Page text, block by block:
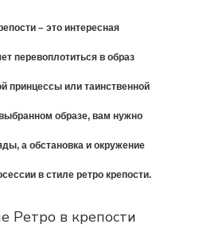
– это интересная
перевоплотиться в образ
принцессы или таинственной
образе, вам нужно
а обстановка и окружение
в стиле ретро крепости.
Ретро в крепости